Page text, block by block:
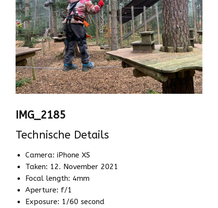
IMG_2185
Technische Details
Camera: iPhone XS
Taken: 12. November 2021
Focal length: 4mm
Aperture: f/1
Exposure: 1/60 second